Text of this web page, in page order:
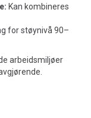
Kan kombineres
for støynivå 90–
arbeidsmiljøer